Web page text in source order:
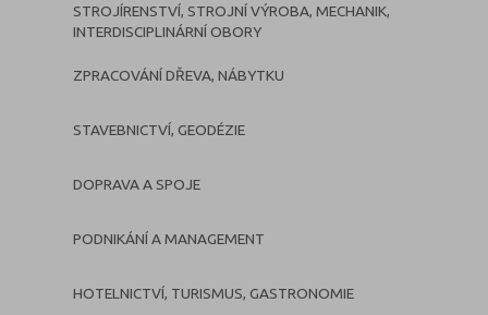
STROJÍRENSTVÍ, STROJNÍ VÝROBA, MECHANIK,
INTERDISCIPLINÁRNÍ OBORY
ZPRACOVÁNÍ DŘEVA, NÁBYTKU
STAVEBNICTVÍ, GEODÉZIE
DOPRAVA A SPOJE
PODNIKÁNÍ A MANAGEMENT
HOTELNICTVÍ, TURISMUS, GASTRONOMIE